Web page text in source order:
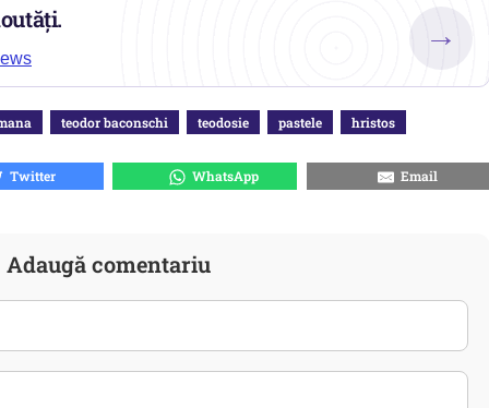
→
teodor baconschi teodosie pastele hristos
Twitter WhatsApp Email
Adaugă comentariu